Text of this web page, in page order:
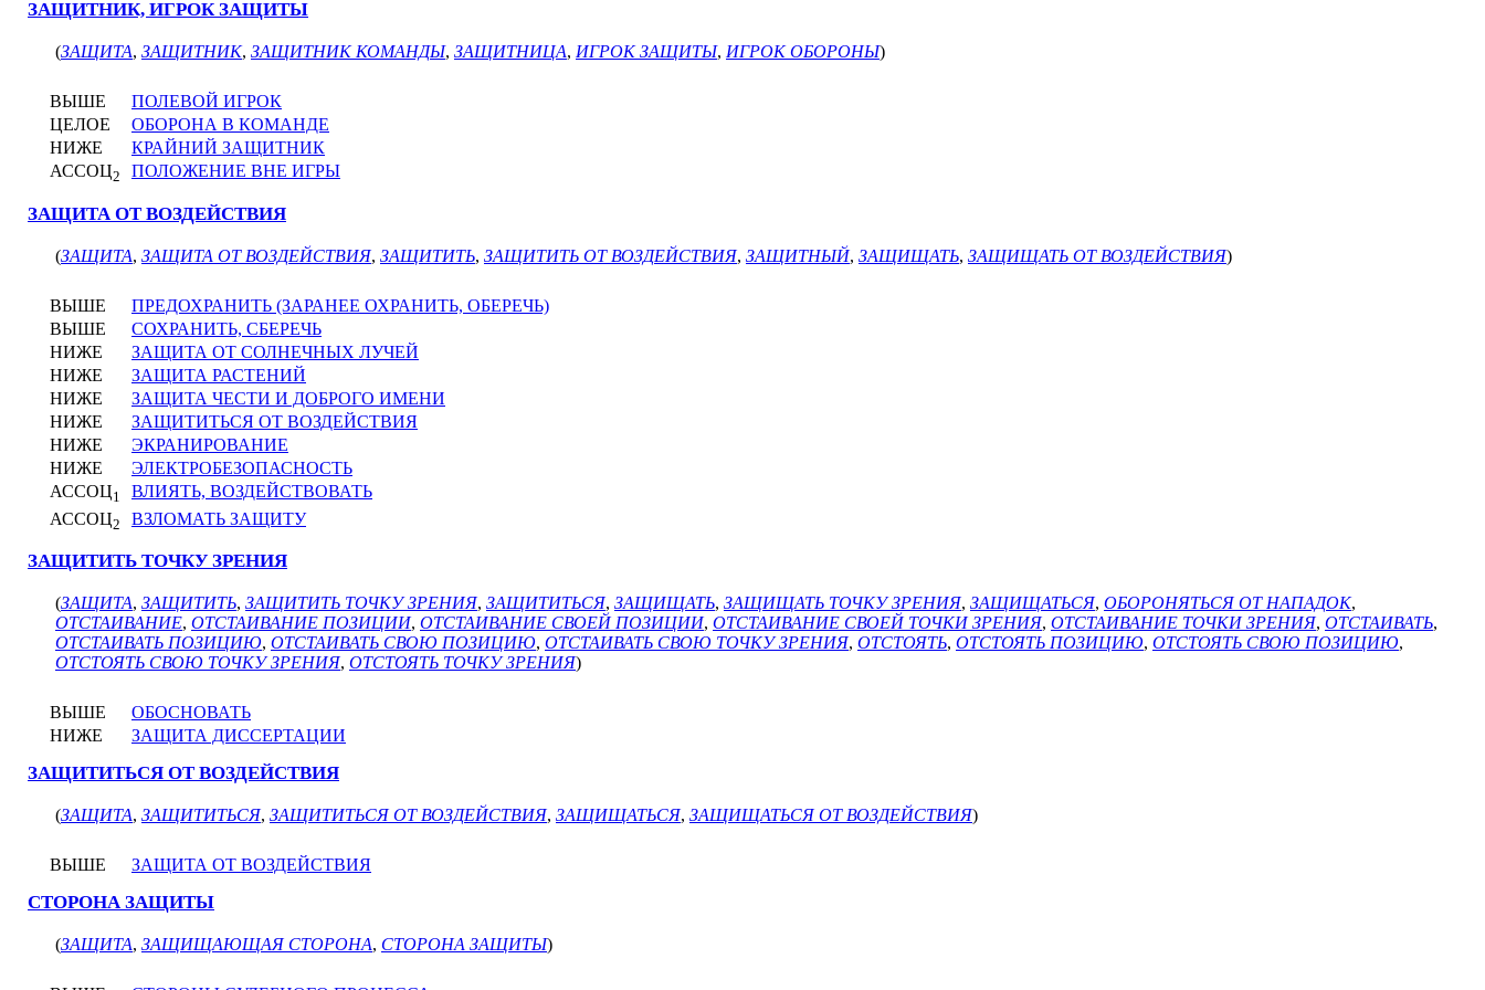
ЗАЩИТНИК, ИГРОК ЗАЩИТЫ
(ЗАЩИТА, ЗАЩИТНИК, ЗАЩИТНИК КОМАНДЫ, ЗАЩИТНИЦА, ИГРОК ЗАЩИТЫ, ИГРОК ОБОРОНЫ)
ВЫШЕ
ПОЛЕВОЙ ИГРОК
ЦЕЛОЕ
ОБОРОНА В КОМАНДЕ
НИЖЕ
КРАЙНИЙ ЗАЩИТНИК
АССОЦ2 ПОЛОЖЕНИЕ ВНЕ ИГРЫ
ЗАЩИТА ОТ ВОЗДЕЙСТВИЯ
(ЗАЩИТА, ЗАЩИТА ОТ ВОЗДЕЙСТВИЯ, ЗАЩИТИТЬ, ЗАЩИТИТЬ ОТ ВОЗДЕЙСТВИЯ, ЗАЩИТНЫЙ, ЗАЩИЩАТЬ, ЗАЩИЩАТЬ ОТ ВОЗДЕЙСТВИЯ)
ВЫШЕ
ПРЕДОХРАНИТЬ (ЗАРАНЕЕ ОХРАНИТЬ, ОБЕРЕЧЬ)
ВЫШЕ
СОХРАНИТЬ, СБЕРЕЧЬ
НИЖЕ
ЗАЩИТА ОТ СОЛНЕЧНЫХ ЛУЧЕЙ
НИЖЕ
ЗАЩИТА РАСТЕНИЙ
НИЖЕ
ЗАЩИТА ЧЕСТИ И ДОБРОГО ИМЕНИ
НИЖЕ
ЗАЩИТИТЬСЯ ОТ ВОЗДЕЙСТВИЯ
НИЖЕ
ЭКРАНИРОВАНИЕ
НИЖЕ
ЭЛЕКТРОБЕЗОПАСНОСТЬ
АССОЦ1
ВЛИЯТЬ, ВОЗДЕЙСТВОВАТЬ
АССОЦ2 ВЗЛОМАТЬ ЗАЩИТУ
ЗАЩИТИТЬ ТОЧКУ ЗРЕНИЯ
(ЗАЩИТА, ЗАЩИТИТЬ, ЗАЩИТИТЬ ТОЧКУ ЗРЕНИЯ, ЗАЩИТИТЬСЯ, ЗАЩИЩАТЬ, ЗАЩИЩАТЬ ТОЧКУ ЗРЕНИЯ, ЗАЩИЩАТЬСЯ, ОБОРОНЯТЬСЯ ОТ НАПАДОК,
ОТСТАИВАНИЕ, ОТСТАИВАНИЕ ПОЗИЦИИ, ОТСТАИВАНИЕ СВОЕЙ ПОЗИЦИИ, ОТСТАИВАНИЕ СВОЕЙ ТОЧКИ ЗРЕНИЯ, ОТСТАИВАНИЕ ТОЧКИ ЗРЕНИЯ, ОТСТАИВАТЬ,
ОТСТАИВАТЬ ПОЗИЦИЮ, ОТСТАИВАТЬ СВОЮ ПОЗИЦИЮ, ОТСТАИВАТЬ СВОЮ ТОЧКУ ЗРЕНИЯ, ОТСТОЯТЬ, ОТСТОЯТЬ ПОЗИЦИЮ, ОТСТОЯТЬ СВОЮ ПОЗИЦИЮ,
ОТСТОЯТЬ СВОЮ ТОЧКУ ЗРЕНИЯ, ОТСТОЯТЬ ТОЧКУ ЗРЕНИЯ)
ВЫШЕ
ОБОСНОВАТЬ
НИЖЕ
ЗАЩИТА ДИССЕРТАЦИИ
ЗАЩИТИТЬСЯ ОТ ВОЗДЕЙСТВИЯ
(ЗАЩИТА, ЗАЩИТИТЬСЯ, ЗАЩИТИТЬСЯ ОТ ВОЗДЕЙСТВИЯ, ЗАЩИЩАТЬСЯ, ЗАЩИЩАТЬСЯ ОТ ВОЗДЕЙСТВИЯ)
ВЫШЕ ЗАЩИТА ОТ ВОЗДЕЙСТВИЯ
СТОРОНА ЗАЩИТЫ
(ЗАЩИТА, ЗАЩИЩАЮЩАЯ СТОРОНА, СТОРОНА ЗАЩИТЫ)